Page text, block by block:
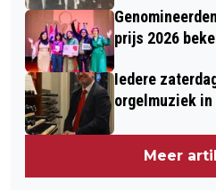
prijs 2026
Iedere
orgelmuziek in
Meer